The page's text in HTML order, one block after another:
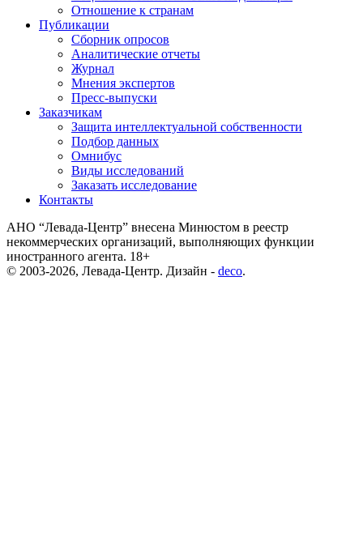
Отношение к странам
Публикации
Сборник опросов
Аналитические отчеты
Журнал
Мнения экспертов
Пресс-выпуски
Заказчикам
Защита интеллектуальной собственности
Подбор данных
Омнибус
Виды исследований
Заказать исследование
Контакты
АНО “Левада-Центр” внесена Минюстом в реестр
некоммерческих организаций, выполняющих функции
иностранного агента. 18+
© 2003-2026, Левада-Центр. Дизайн - deco.